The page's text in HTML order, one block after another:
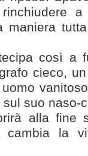
così a
cieco,
suo naso-
alla fine
cambia la